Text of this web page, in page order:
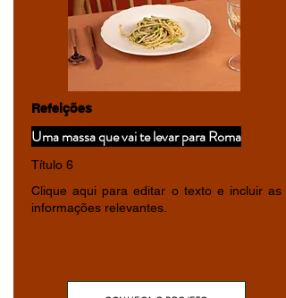
Refeições
Uma massa que vai te levar para Roma
Título 6
Clique aqui para editar o texto e incluir as
informações relevantes.